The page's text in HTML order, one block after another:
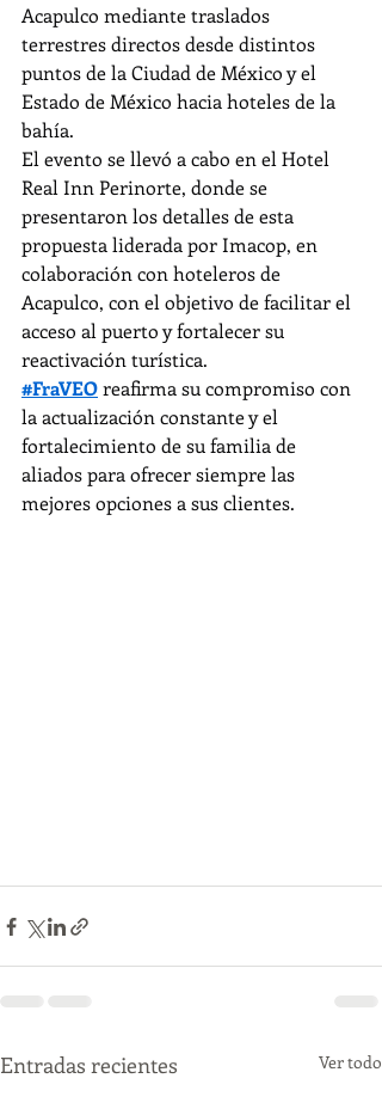
Acapulco mediante traslados
terrestres directos desde distintos
puntos de la Ciudad de México y el
Estado de México hacia hoteles de la
bahía.
El evento se llevó a cabo en el Hotel
Real Inn Perinorte, donde se
presentaron los detalles de esta
propuesta liderada por Imacop, en
colaboración con hoteleros de
Acapulco, con el objetivo de facilitar el
acceso al puerto y fortalecer su
reactivación turística.
#FraVEO reafirma su compromiso con
la actualización constante y el
fortalecimiento de su familia de
aliados para ofrecer siempre las
mejores opciones a sus clientes.
Entradas recientes Ver todo